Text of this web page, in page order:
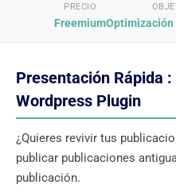
PRECIO
Freemium
Presentación Rápida
Wordpress Plugin
¿Quieres revivir tus
publicar publicaciones
publicación.